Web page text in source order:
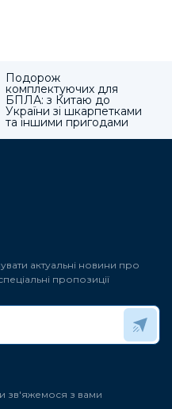
Подорож
комплектуючих для
БПЛА: з Китаю до
України зі шкарпетками
та іншими пригодами
актуальні новини про
пропозиції
зв'яжемося з вами